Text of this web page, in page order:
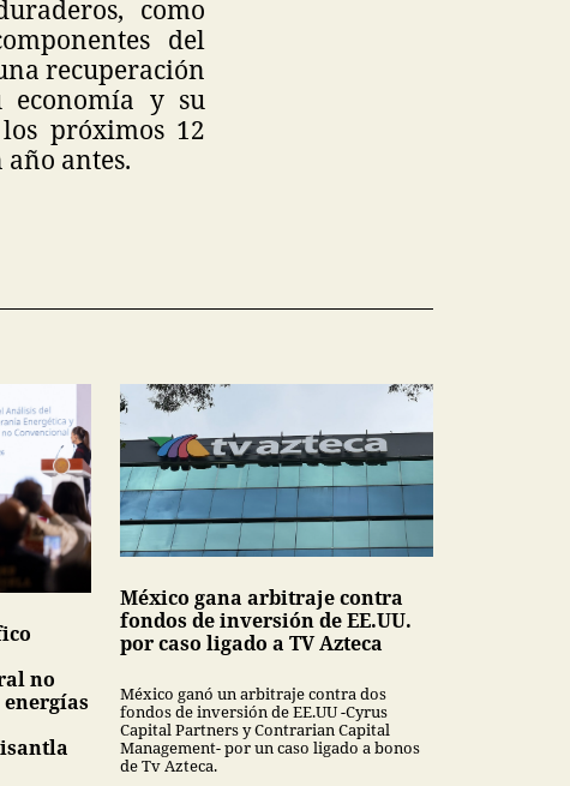
como
del
recuperación
economía y su
próximos 12
antes.
no
México gana arbitraje contra
fondos de inversión de EE.UU.
por caso ligado a TV Azteca
México ganó un arbitraje contra dos
fondos de inversión de EE.UU -Cyrus
Capital Partners y Contrarian Capital
Management- por un caso ligado a bonos
de Tv Azteca.